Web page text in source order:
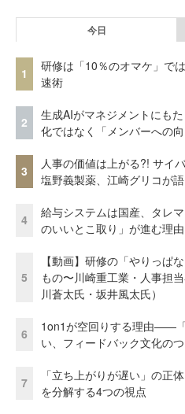
今日
1
研修は「10％のオマケ」で
速術
2
生成AIがマネジメントにも
化ではなく「メンバーへの向
3
人事の価値は上がる?! サイ
塩野義製薬、江崎グリコが語
4
給与システムは国産、タレ
のいいとこ取り」が進む理
5
【動画】研修の「やりっぱ
もの〜川崎重工業・人事担
川蒼太氏・坂井風太氏）
6
1on1が空回りする理由——
い、フィードバック文化の
7
「立ち上がりが遅い」の
を分解する4つの視点